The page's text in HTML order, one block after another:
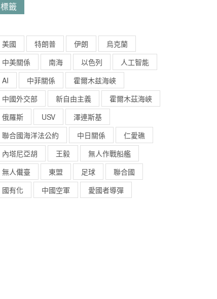
標籤
美國 特朗普 伊朗
烏克蘭
中美關係
南海 以色列
人工智能
AI
中菲關係
霍爾木兹海峽
中國外交部
新自由主義
霍爾木茲海峽
俄羅斯
USV
澤連斯基
聯合國海洋法公約
中日關係
仁愛礁
內塔尼亞胡
王毅
無人作戰船艦
無人儎臺
東盟 足球
聯合國
國有化
中國空軍 愛國者導彈